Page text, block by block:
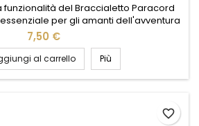
funzionalità del Braccialetto Paracord
per gli amanti dell'avventura
con robusto paracord, questo
e versatilità in ogni situazione. Il
e minimalista si adatta perfettamente a
dal casual all'outdoor. Ideale per...
7,50 €
al carrello Più
favorite_border